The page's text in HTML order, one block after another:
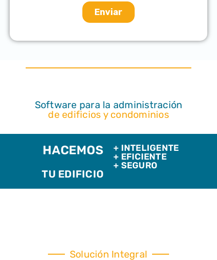
Software para la administración
de edificios y condominios
HACEMOS
TU EDIFICIO
+ INTELIGENTE
+ EFICIENTE
+ SEGURO
Solución Integral